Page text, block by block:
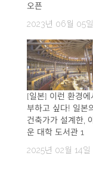
오픈
2023년 06월 05일
[일본] 이런 환경에
부하고 싶다! 일본
건축가가 설계한,
운 대학 도서관 1
2025년 02월 14일